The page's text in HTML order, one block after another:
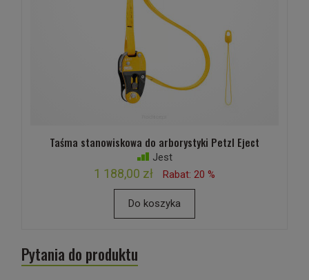
Taśma stanowiskowa do arborystyki Petzl Eject
Jest
1 188,00 zł Rabat: 20 %
Do koszyka
Pytania do produktu